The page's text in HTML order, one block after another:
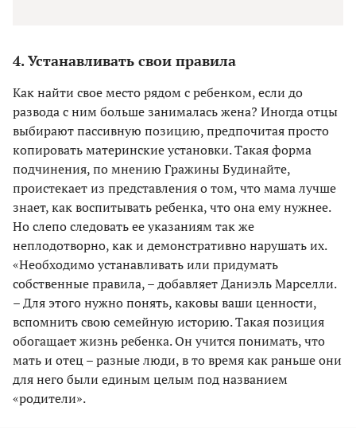
4. Устанавливать свои правила
Как найти свое место рядом с ребенком, если до
развода с ним больше занималась жена? Иногда отцы
выбирают пассивную позицию, предпочитая просто
копировать материнские установки. Такая форма
подчинения, по мнению Гражины Будинайте,
проистекает из представления о том, что мама лучше
знает, как воспитывать ребенка, что она ему нужнее.
Но слепо следовать ее указаниям так же
неплодотворно, как и демонстративно нарушать их.
«Необходимо устанавливать или придумать
собственные правила, – добавляет Даниэль Марселли.
– Для этого нужно понять, каковы ваши ценности,
вспомнить свою семейную историю. Такая позиция
обогащает жизнь ребенка. Он учится понимать, что
мать и отец – разные люди, в то время как раньше они
для него были единым целым под названием
«родители».